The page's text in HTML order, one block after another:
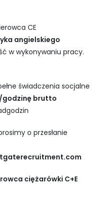
CE
angielskiego
w wykonywaniu pracy.
świadczenia socjalne
godzinę brutto
o przesłanie
ciężarówki C+E